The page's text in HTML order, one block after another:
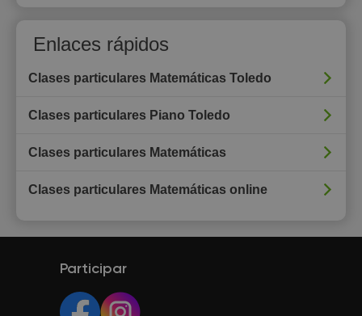
Enlaces rápidos
Clases particulares Matemáticas Toledo
Clases particulares Piano Toledo
Clases particulares Matemáticas
Clases particulares Matemáticas online
Participar